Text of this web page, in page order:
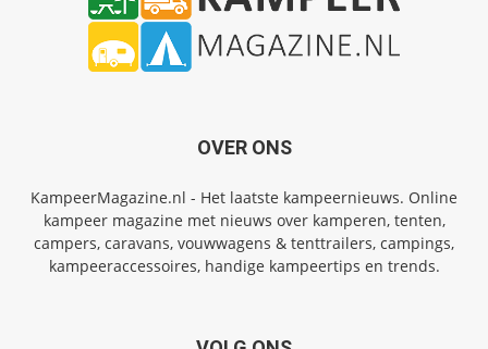
OVER ONS
KampeerMagazine.nl - Het laatste kampeernieuws. Online
kampeer magazine met nieuws over kamperen, tenten,
campers, caravans, vouwwagens & tenttrailers, campings,
kampeeraccessoires, handige kampeertips en trends.